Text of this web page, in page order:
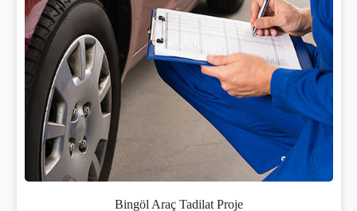
Bingöl Araç Tadilat Proje